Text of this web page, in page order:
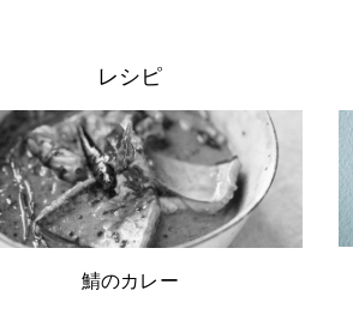
レシピ
鯖のカレー